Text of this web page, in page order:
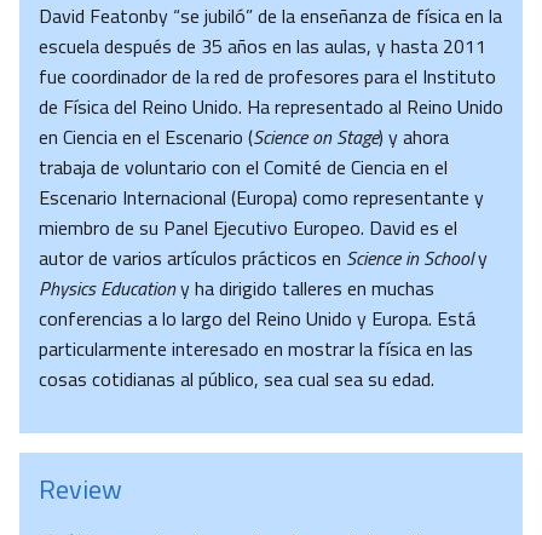
David Featonby “se jubiló” de la enseñanza de física en la
escuela después de 35 años en las aulas, y hasta 2011
fue coordinador de la red de profesores para el Instituto
de Física del Reino Unido. Ha representado al Reino Unido
en Ciencia en el Escenario (Science on Stage) y ahora
trabaja de voluntario con el Comité de Ciencia en el
Escenario Internacional (Europa) como representante y
miembro de su Panel Ejecutivo Europeo. David es el
autor de varios artículos prácticos en Science in Schooly
Physics Educationy ha dirigido talleres en muchas
conferencias a lo largo del Reino Unido y Europa. Está
particularmente interesado en mostrar la física en las
cosas cotidianas al público, sea cual sea su edad.
Review